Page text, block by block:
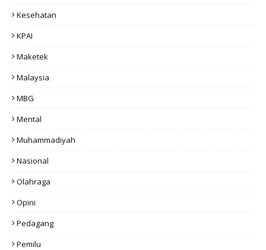
Kesehatan
KPAI
Maketek
Malaysia
MBG
Mental
Muhammadiyah
Nasional
Olahraga
Opini
Pedagang
Pemilu